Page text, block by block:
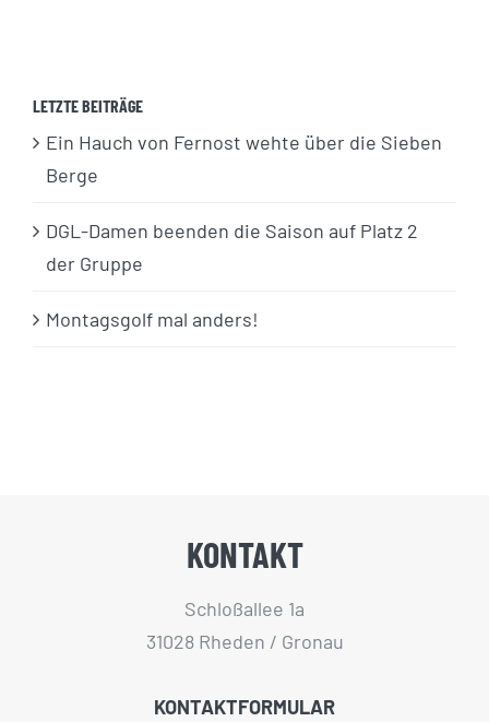
LETZTE BEITRÄGE
Ein Hauch von Fernost wehte über die Sieben
Berge
DGL-Damen beenden die Saison auf Platz 2
der Gruppe
Montagsgolf mal anders!
KONTAKT
Schloßallee 1a
31028 Rheden / Gronau
KONTAKTFORMULAR